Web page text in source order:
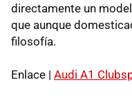
directamente un
que aunque
filosofía.
Enlace | Audi A1